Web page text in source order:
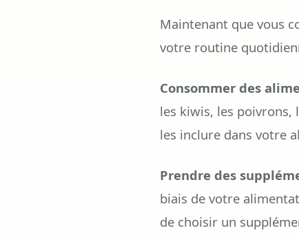
Maintenant que vous
votre routine
Consommer des
les kiwis, les poivrons,
les inclure dans votre
Prendre des
biais de votre
de choisir un